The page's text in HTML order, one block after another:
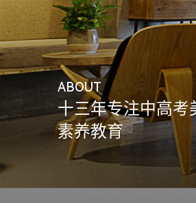
ABOUT
十三年专注中高考
素养教育